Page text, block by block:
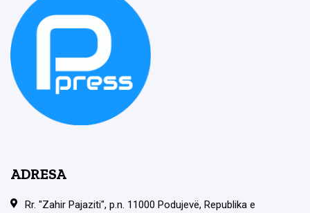
ADRESA
Rr. "Zahir Pajaziti", p.n. 11000 Podujevë, Republika e